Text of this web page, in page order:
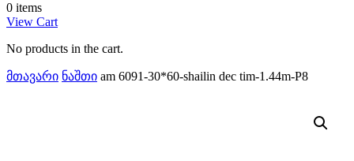
0 items
View Cart
No products in the cart.
მთავარი ნაშთი am 6091-30*60-shailin dec tim-1.44m-P8